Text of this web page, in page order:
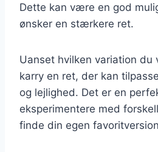
Dette kan være en god
ønsker en stærkere ret.
Uanset hvilken variation du
karry en ret, der kan
og lejlighed. Det er en
eksperimentere med
finde din egen